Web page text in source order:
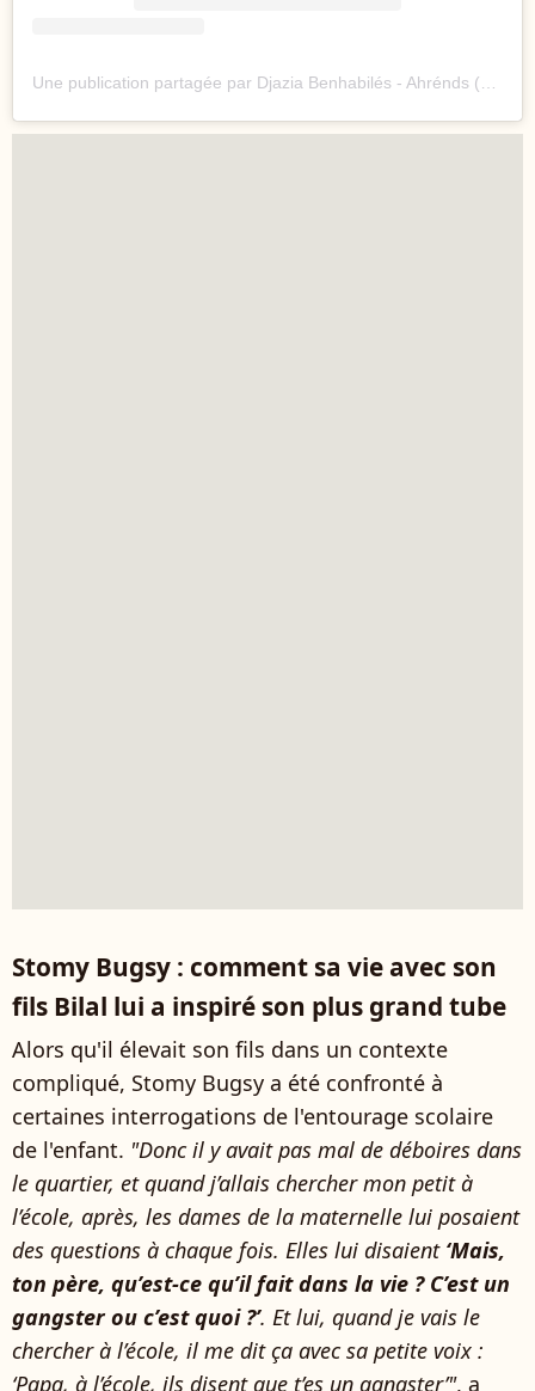
Stomy Bugsy : comment sa vie avec son
fils Bilal lui a inspiré son plus grand tube
Alors qu'il élevait son fils dans un contexte
compliqué, Stomy Bugsy a été confronté à
certaines interrogations de l'entourage scolaire
de l'enfant. "Donc il y avait pas mal de déboires dans
le quartier, et quand j’allais chercher mon petit à
l’école, après, les dames de la maternelle lui posaient
des questions à chaque fois. Elles lui disaient ‘Mais,
ton père, qu’est-ce qu’il fait dans la vie ? C’est un
gangster ou c’est quoi ?’. Et lui, quand je vais le
chercher à l’école, il me dit ça avec sa petite voix :
‘Papa, à l’école, ils disent que t’es un gangster’", a